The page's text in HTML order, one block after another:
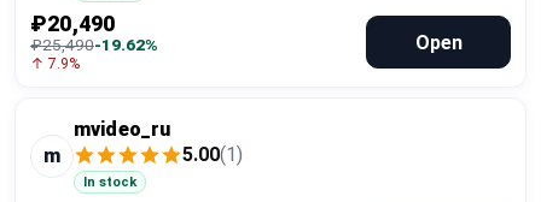
₽20,490
₽25,490-19.62%
↑ 7.9%
Open
m
mvideo_ru
5.00(1)
In stock